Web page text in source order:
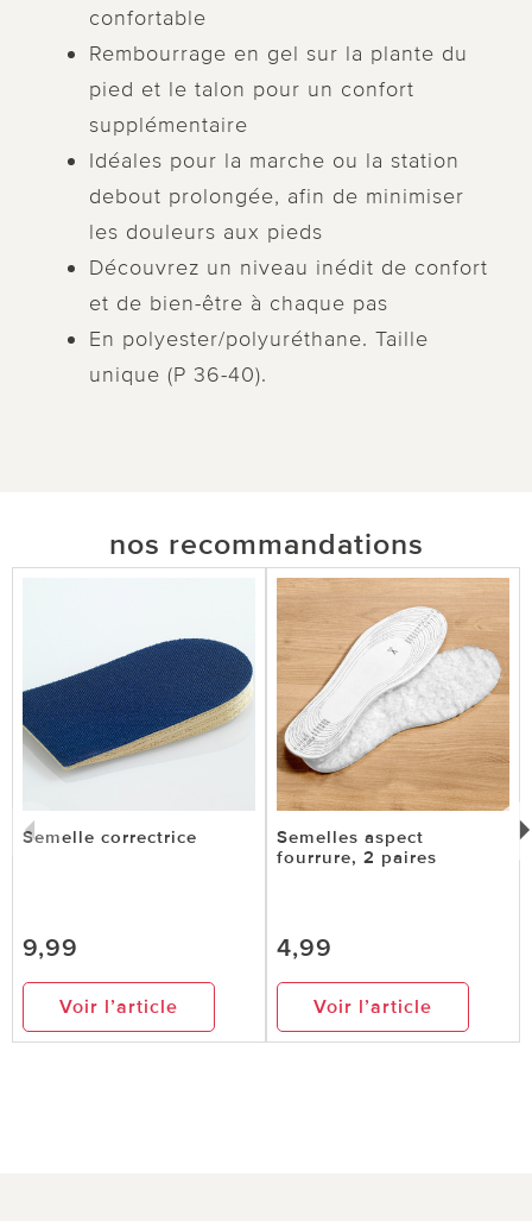
confortable
Rembourrage en gel sur la plante du
pied et le talon pour un confort
supplémentaire
Idéales pour la marche ou la station
debout prolongée, afin de minimiser
les douleurs aux pieds
Découvrez un niveau inédit de confort
et de bien-être à chaque pas
En polyester/polyuréthane. Taille
unique (P 36-40).
nos recommandations
Semelle correctrice
9,99
Voir l’article
Semelles aspect
fourrure, 2 paires
4,99
Voir l’article